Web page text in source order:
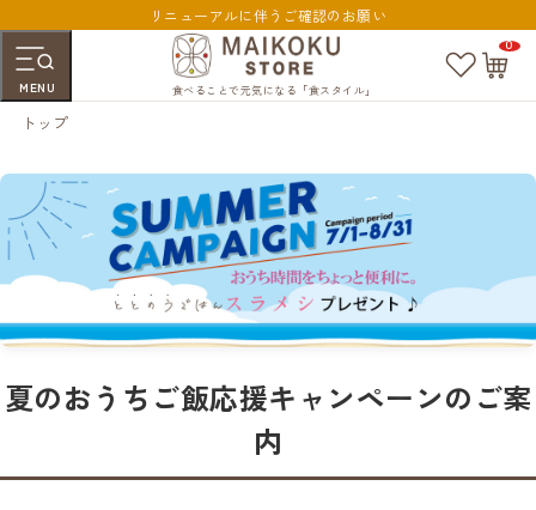
リニューアルに伴うご確認のお願い
MENU 食べることで元気になる「食スタイル」
お
気
カ
0
トップ
夏のおうちご飯応援キャンペーンのご案
内